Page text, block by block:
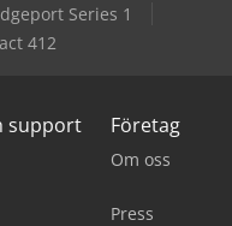
Series 1
412
support Företag
Om oss
Press